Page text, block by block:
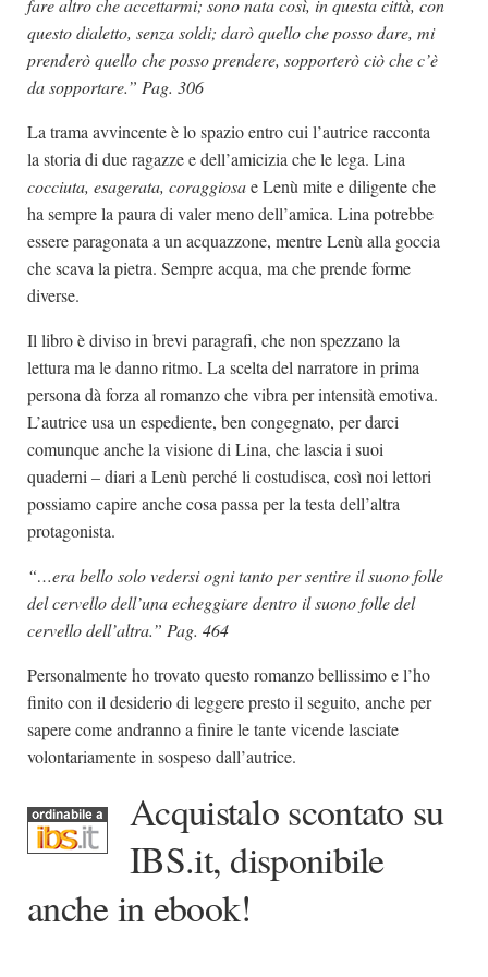
fare altro che accettarmi; sono nata così, in questa città, con
questo dialetto, senza soldi; darò quello che posso dare, mi
prenderò quello che posso prendere, sopporterò ciò che c’è
da sopportare.” Pag. 306
La trama avvincente è lo spazio entro cui l’autrice racconta
la storia di due ragazze e dell’amicizia che le lega. Lina
cocciuta, esagerata, coraggiosae Lenù mite e diligente che
ha sempre la paura di valer meno dell’amica. Lina potrebbe
essere paragonata a un acquazzone, mentre Lenù alla goccia
che scava la pietra. Sempre acqua, ma che prende forme
diverse.
Il libro è diviso in brevi paragrafi, che non spezzano la
lettura ma le danno ritmo. La scelta del narratore in prima
persona dà forza al romanzo che vibra per intensità emotiva.
L’autrice usa un espediente, ben congegnato, per darci
comunque anche la visione di Lina, che lascia i suoi
quaderni – diari a Lenù perché li costudisca, così noi lettori
possiamo capire anche cosa passa per la testa dell’altra
protagonista.
“…era bello solo vedersi ogni tanto per sentire il suono folle
del cervello dell’una echeggiare dentro il suono folle del
cervello dell’altra.” Pag. 464
Personalmente ho trovato questo romanzo bellissimo e l’ho
finito con il desiderio di leggere presto il seguito, anche per
sapere come andranno a finire le tante vicende lasciate
volontariamente in sospeso dall’autrice.
Acquistalo scontato su
IBS.it, disponibile
anche in ebook!